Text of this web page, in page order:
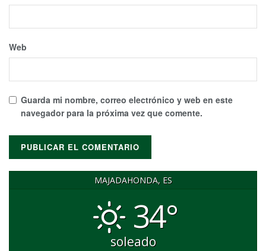
Web
Guarda mi nombre, correo electrónico y web en este
navegador para la próxima vez que comente.
MAJADAHONDA, ES
34°
soleado